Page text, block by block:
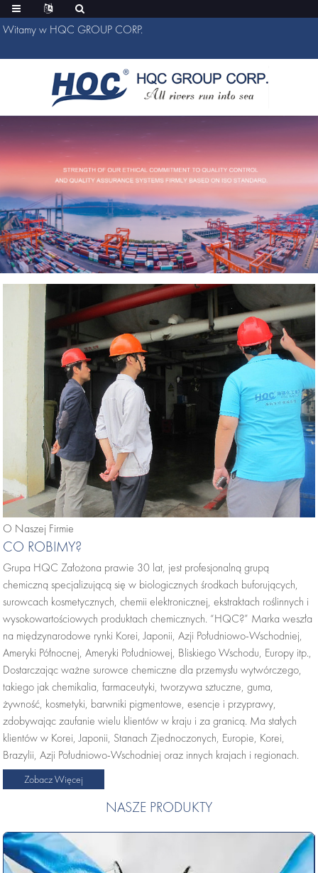
Witamy w HQC GROUP CORP.
O Naszej Firmie
CO ROBIMY?
Grupa HQC Założona prawie 30 lat, jest profesjonalną grupą
chemiczną specjalizującą się w biologicznych środkach buforujących,
surowcach kosmetycznych, chemii elektronicznej, ekstraktach roślinnych i
wysokowartościowych produktach chemicznych. “HQC?” Marka weszła
na międzynarodowe rynki Korei, Japonii, Azji Południowo-Wschodniej,
Ameryki Północnej, Ameryki Południowej, Bliskiego Wschodu, Europy itp.,
Dostarczając ważne surowce chemiczne dla przemysłu wytwórczego,
takiego jak chemikalia, farmaceutyki, tworzywa sztuczne, guma,
żywność, kosmetyki, barwniki pigmentowe, esencje i przyprawy,
zdobywając zaufanie wielu klientów w kraju i za granicą. Ma stałych
klientów w Korei, Japonii, Stanach Zjednoczonych, Europie, Korei,
Brazylii, Azji Południowo-Wschodniej oraz innych krajach i regionach.
Zobacz Więcej
NASZE PRODUKTY